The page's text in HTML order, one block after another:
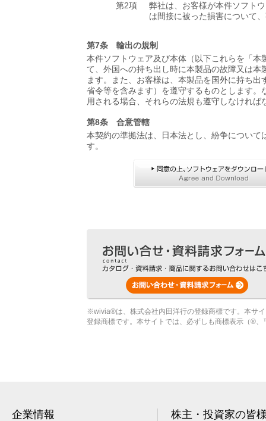
第2項
弊社は、お客様が本件ソフト
は間接に被った損害について
第7条 輸出の規制
本件ソフトウェア及び本体（以下これらを「
て、外国への持ち出し時に本製品の故障又は
ます。また、お客様は、本製品を国外に持ち
省令等を含みます）を遵守するものとします
用される場合、それらの法規も遵守しなければ
第8条 合意管轄
本契約の準拠法は、日本法とし、紛争につい
す。
※wivia®は、株式会社内田洋行の登録商標です。本サ
登録商標です。本サイトでは、必ずしも商標表示（®
企業情報 株主・投資家の皆